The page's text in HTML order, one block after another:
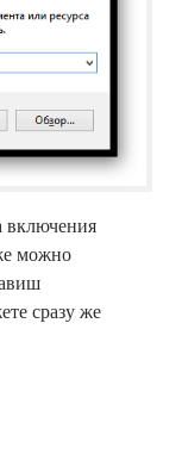
включения
можно
сразу же